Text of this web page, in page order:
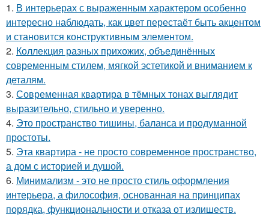
1. В интерьерах с выраженным характером особенно
интересно наблюдать, как цвет перестаёт быть акцентом
и становится конструктивным элементом.
2. Коллекция разных прихожих, объединённых
современным стилем, мягкой эстетикой и вниманием к
деталям.
3. Современная квартира в тёмных тонах выглядит
выразительно, стильно и уверенно.
4. Это пространство тишины, баланса и продуманной
простоты.
5. Эта квартира - не просто современное пространство,
а дом с историей и душой.
6. Минимализм - это не просто стиль оформления
интерьера, а философия, основанная на принципах
порядка, функциональности и отказа от излишеств.